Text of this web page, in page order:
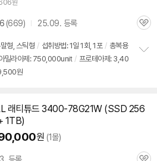
원
(상
리
뷰
669) 25.09. 등록
관
형, 스틱형 / 섭취방법: 1일 1회, 1포 / 총복용
밀라아제: 750,000unit / 프로테아제: 3,40
원
기
래티튜드 3400-78G21W (SSD 256
1TB)
원 (1몰)